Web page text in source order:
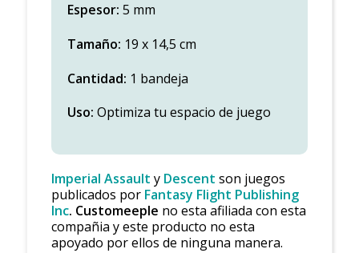
Espesor: 5 mm
Tamaño: 19 x 14,5 cm
Cantidad: 1 bandeja
Uso: Optimiza tu espacio de juego
Imperial Assault y Descent son juegos
publicados por Fantasy Flight Publishing
Inc. Customeeple no esta afiliada con esta
compañia y este producto no esta
apoyado por ellos de ninguna manera.